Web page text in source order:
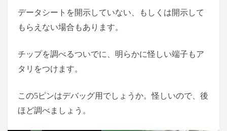
データシートを開示していない、もしくは開示して
もらえない場合もあります。
チップを調べるついでに、明らかに怪しい端子もア
タリをつけます。
この5ピンはデバッグ用でしょうか。怪しいので、後
ほど調べましょう。